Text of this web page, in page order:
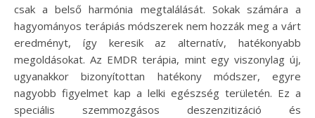
csak a belső harmónia megtalálását. Sokak számára a
hagyományos terápiás módszerek nem hozzák meg a várt
eredményt, így keresik az alternatív, hatékonyabb
megoldásokat. Az EMDR terápia, mint egy viszonylag új,
ugyanakkor bizonyítottan hatékony módszer, egyre
nagyobb figyelmet kap a lelki egészség területén. Ez a
speciális szemmozgásos deszenzitizáció és